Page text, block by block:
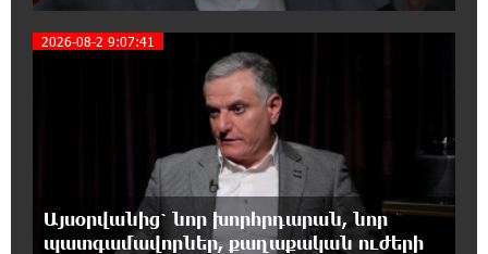
Գևորգյան
18:25:05 7-08-2026
Թուրքական ապրանքանիշը դադարեցնում է
գործունեությունը Ռուսաստանում
18:08:44 7-08-2026
Դանակահարություն՝ Մասիսի
գազալցակայաններից մեկի մոտ.
կասկածյալը ձերբակալվել է
2026-08-2 9:07:41
Այսօրվանից՝ նոր խորհրդարան, նոր
պատգամավորներ, քաղաքական ուժերի
3